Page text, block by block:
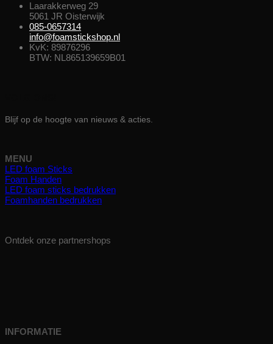
Laarakkerweg 29
5061 JR Oisterwijk
085-0657314
info@foamstickshop.nl
KvK: 89876296
BTW: NL865139659B01
Blijf op de hoogte van nieuws & acties.
MENU
LED foam Sticks
Foam Handen
LED foam sticks bedrukken
Foamhanden bedrukken
Ontdek onze partnershops
INFORMATIE